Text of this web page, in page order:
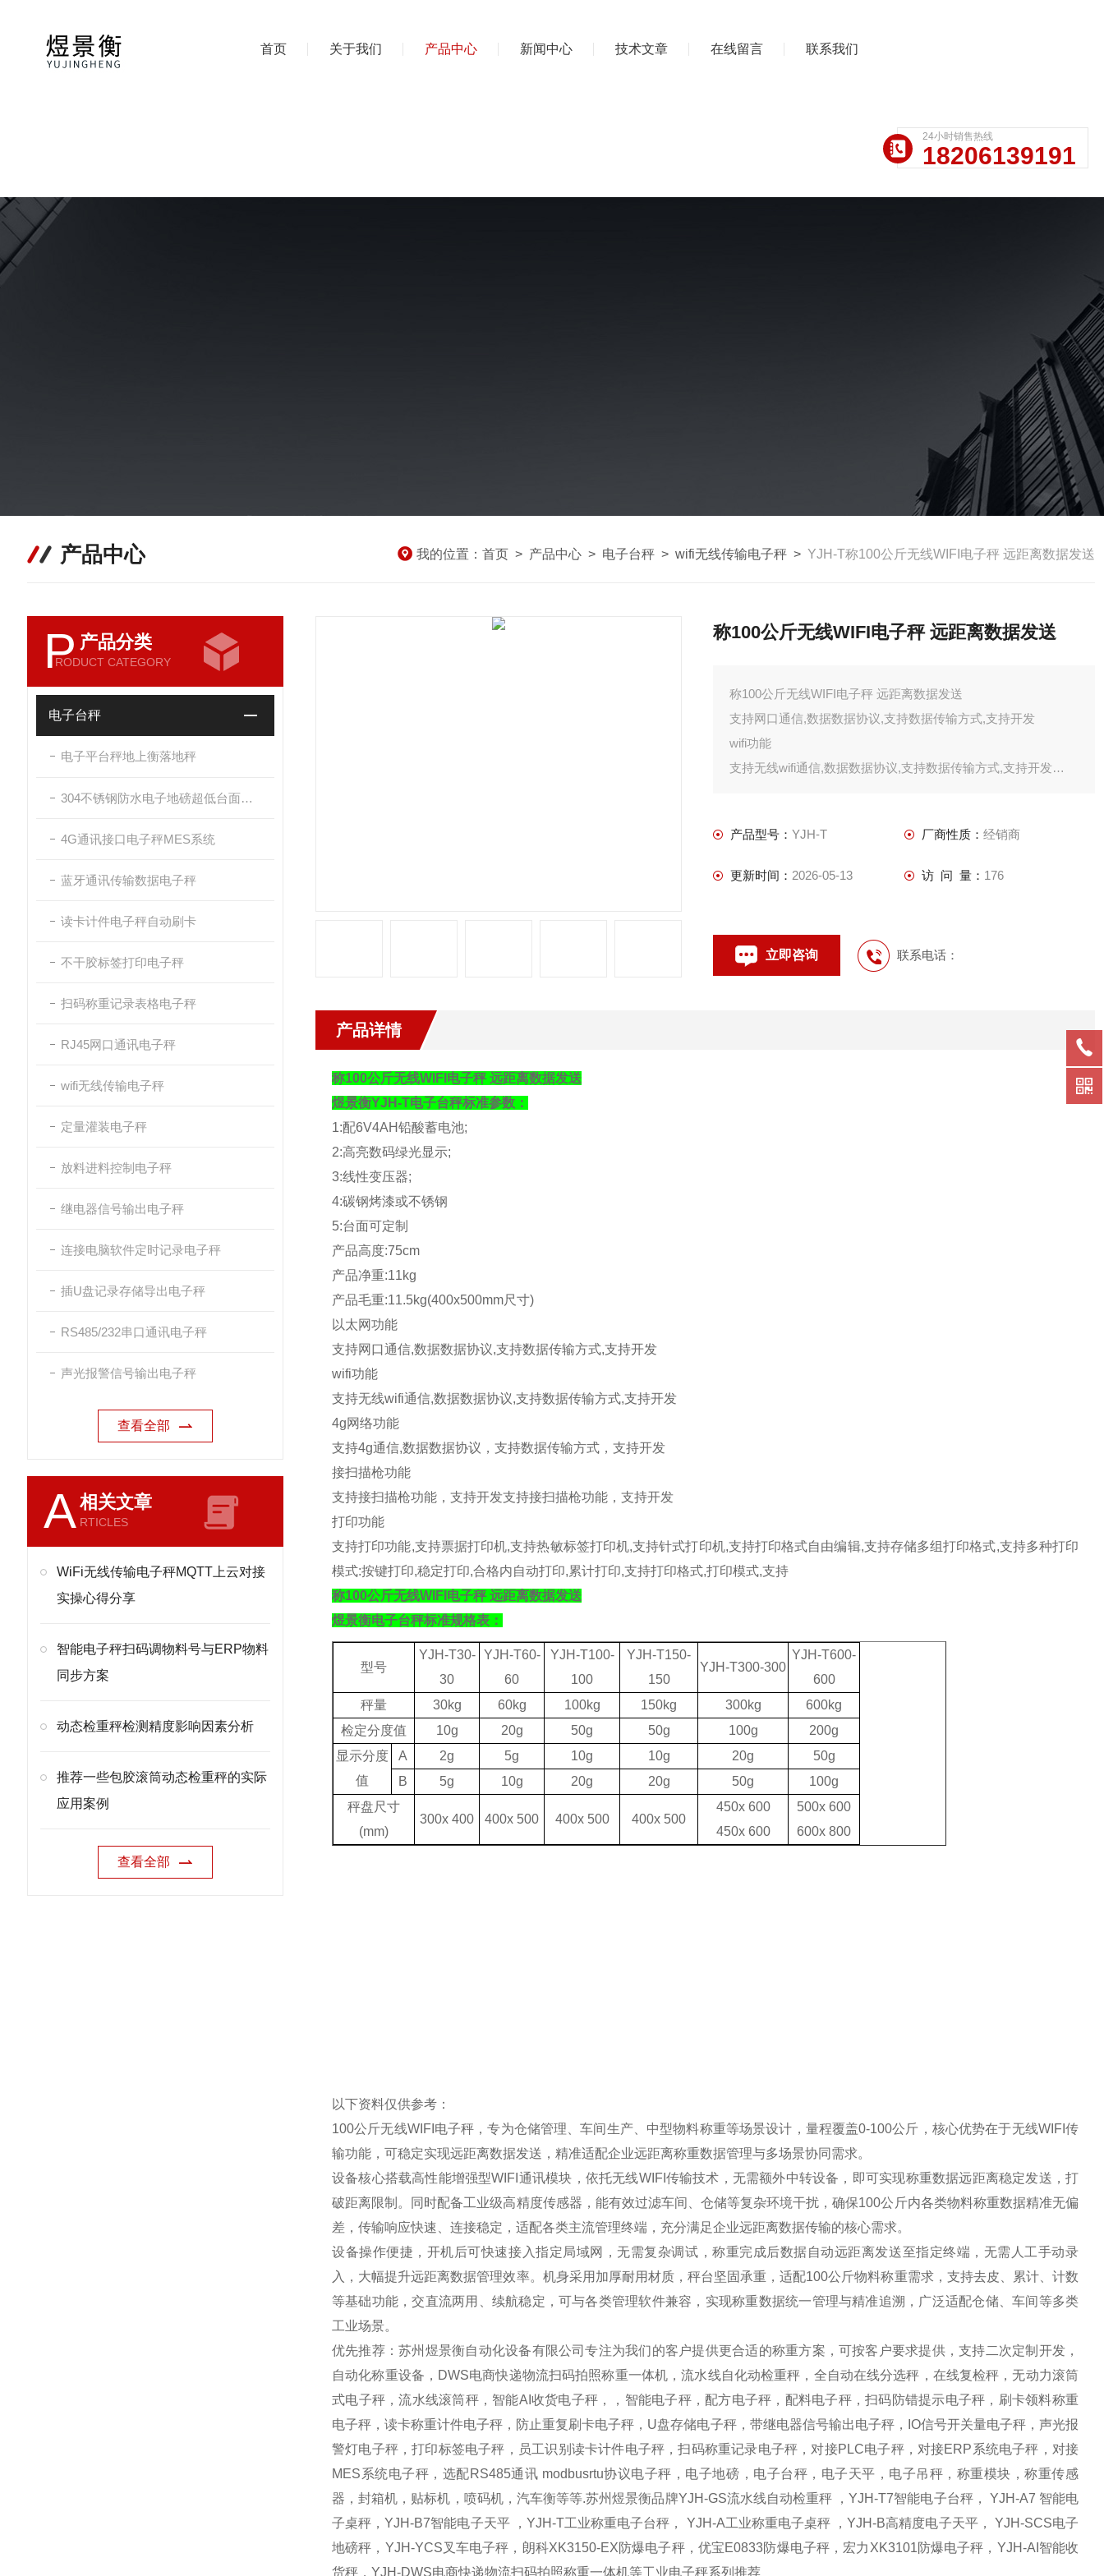
首页 关于我们 产品中心 新闻中心 技术文章 在线留言 联系我们
24小时销售热线
18206139191
产品中心 我的位置： 首页 > 产品中心 > 电子台秤 > wifi无线传输电子秤 > YJH-T称100公斤无线WIFI电子秤 远距离数据发送
P 产品分类
RODUCT CATEGORY
电子台秤
电子平台秤地上衡落地秤
304不锈钢防水电子地磅超低台面带斜坡
4G通讯接口电子秤MES系统
蓝牙通讯传输数据电子秤
读卡计件电子秤自动刷卡
不干胶标签打印电子秤
扫码称重记录表格电子秤
RJ45网口通讯电子秤
wifi无线传输电子秤
定量灌装电子秤
放料进料控制电子秤
继电器信号输出电子秤
连接电脑软件定时记录电子秤
插U盘记录存储导出电子秤
RS485/232串口通讯电子秤
声光报警信号输出电子秤
查看全部
A相关文章
RTICLES
WiFi无线传输电子秤MQTT上云对接
实操心得分享
智能电子秤扫码调物料号与ERP物料
同步方案
动态检重秤检测精度影响因素分析
推荐一些包胶滚筒动态检重秤的实际
应用案例
查看全部
称100公斤无线WIFI电子秤 远距离数据发送
称100公斤无线WIFI电子秤 远距离数据发送
支持网口通信,数据数据协议,支持数据传输方式,支持开发
wifi功能
支持无线wifi通信,数据数据协议,支持数据传输方式,支持开发
产品型号： YJH-T 厂商性质： 经销商
更新时间： 2026-05-13 访 问 量： 176
立即咨询 联系电话：
产品详情
称100公斤无线WIFI电子秤 远距离数据发送
煜景衡YJH-T电子台秤标准参数：
1:配6V4AH铅酸蓄电池;
2:高亮数码绿光显示;
3:线性变压器;
4:碳钢烤漆或不锈钢
5:台面可定制
产品高度:75cm
产品净重:11kg
产品毛重:11.5kg(400x500mm尺寸)
以太网功能
支持网口通信,数据数据协议,支持数据传输方式,支持开发
wifi功能
支持无线wifi通信,数据数据协议,支持数据传输方式,支持开发
4g网络功能
支持4g通信,数据数据协议，支持数据传输方式，支持开发
接扫描枪功能
支持接扫描枪功能，支持开发支持接扫描枪功能，支持开发
打印功能
支持打印功能,支持票据打印机,支持热敏标签打印机,支持针式打印机,支持打印格式自由编辑,支持存储多组打印格式,支持多种打印
模式:按键打印,稳定打印,合格内自动打印,累计打印,支持打印格式,打印模式,支持
称100公斤无线WIFI电子秤 远距离数据发送
煜景衡电子台秤标准规格表：
型号
YJH-T30-
30
YJH-T60-
60
YJH-T100-
100
YJH-T150-
150
YJH-T300-300
YJH-T600-
600
秤量
30kg 60kg 100kg 150kg 300kg
600kg
检定分度值
10g 20g 50g 50g 100g
200g
显示分度
值
A 2g 5g 10g 10g 20g
50g
B
5g 10g 20g 20g 50g
100g
秤盘尺寸
(mm)
300x 400 400x 500 400x 500 400x 500
450x 600
450x 600
500x 600
600x 800
以下资料仅供参考：
100公斤无线WIFI电子秤，专为仓储管理、车间生产、中型物料称重等场景设计，量程覆盖0-100公斤，核心优势在于无线WIFI传
输功能，可稳定实现远距离数据发送，精准适配企业远距离称重数据管理与多场景协同需求。
设备核心搭载高性能增强型WIFI通讯模块，依托无线WIFI传输技术，无需额外中转设备，即可实现称重数据远距离稳定发送，打
破距离限制。同时配备工业级高精度传感器，能有效过滤车间、仓储等复杂环境干扰，确保100公斤内各类物料称重数据精准无偏
差，传输响应快速、连接稳定，适配各类主流管理终端，充分满足企业远距离数据传输的核心需求。
设备操作便捷，开机后可快速接入指定局域网，无需复杂调试，称重完成后数据自动远距离发送至指定终端，无需人工手动录
入，大幅提升远距离数据管理效率。机身采用加厚耐用材质，秤台坚固承重，适配100公斤物料称重需求，支持去皮、累计、计数
等基础功能，交直流两用、续航稳定，可与各类管理软件兼容，实现称重数据统一管理与精准追溯，广泛适配仓储、车间等多类
工业场景。
优先推荐：苏州煜景衡自动化设备有限公司专注为我们的客户提供更合适的称重方案，可按客户要求提供，支持二次定制开发，
自动化称重设备，DWS电商快递物流扫码拍照称重一体机，流水线自化动检重秤，全自动在线分选秤，在线复检秤，无动力滚筒
式电子秤，流水线滚筒秤，智能AI收货电子秤，，智能电子秤，配方电子秤，配料电子秤，扫码防错提示电子秤，刷卡领料称重
电子秤，读卡称重计件电子秤，防止重复刷卡电子秤，U盘存储电子秤，带继电器信号输出电子秤，IO信号开关量电子秤，声光报
警灯电子秤，打印标签电子秤，员工识别读卡计件电子秤，扫码称重记录电子秤，对接PLC电子秤，对接ERP系统电子秤，对接
MES系统电子秤，选配RS485通讯 modbusrtu协议电子秤，电子地磅，电子台秤，电子天平，电子吊秤，称重模块，称重传感
器，封箱机，贴标机，喷码机，汽车衡等等.苏州煜景衡品牌YJH-GS流水线自动检重秤 ，YJH-T7智能电子台秤， YJH-A7 智能电
子桌秤，YJH-B7智能电子天平 ，YJH-T工业称重电子台秤， YJH-A工业称重电子桌秤 ，YJH-B高精度电子天平， YJH-SCS电子
地磅秤，YJH-YCS叉车电子秤，朗科XK3150-EX防爆电子秤，优宝E0833防爆电子秤，宏力XK3101防爆电子秤，YJH-AI智能收
货秤，YJH-DWS电商快递物流扫码拍照称重一体机等工业电子秤系列推荐